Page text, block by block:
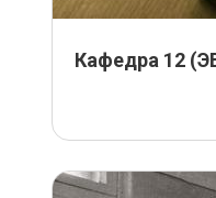
Кафедра 12